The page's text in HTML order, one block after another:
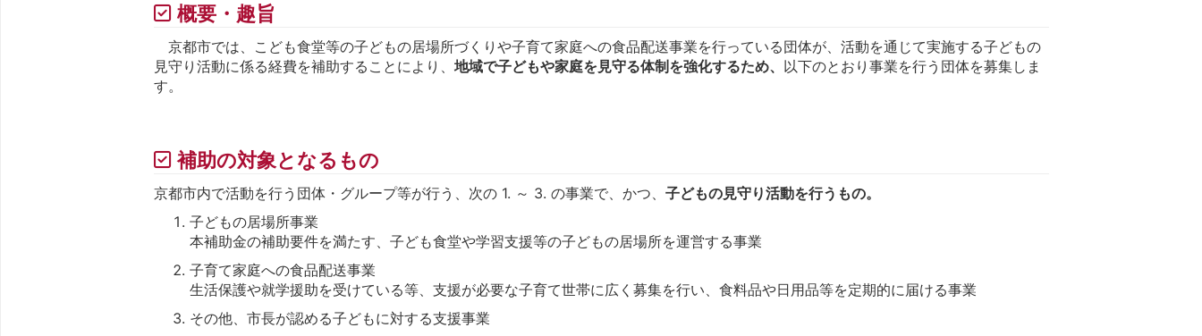
概要・趣旨
京都市では、こども食堂等の子どもの居場所づくりや子育て家庭への食品配送事業を行っている団体が、活動を通じて実施する子どもの
見守り活動に係る経費を補助することにより、地域で子どもや家庭を見守る体制を強化するため、 以下のとおり事業を行う団体を募集しま
す。
補助の対象となるもの
京都市内で活動を行う団体・グループ等が行う、次の 1. ～ 3. の事業で、かつ、子どもの見守り活動を行うもの。
子どもの居場所事業
本補助金の補助要件を満たす、子ども食堂や学習支援等の子どもの居場所を運営する事業
子育て家庭への食品配送事業
生活保護や就学援助を受けている等、支援が必要な子育て世帯に広く募集を行い、食料品や日用品等を定期的に届ける事業
その他、市長が認める子どもに対する支援事業